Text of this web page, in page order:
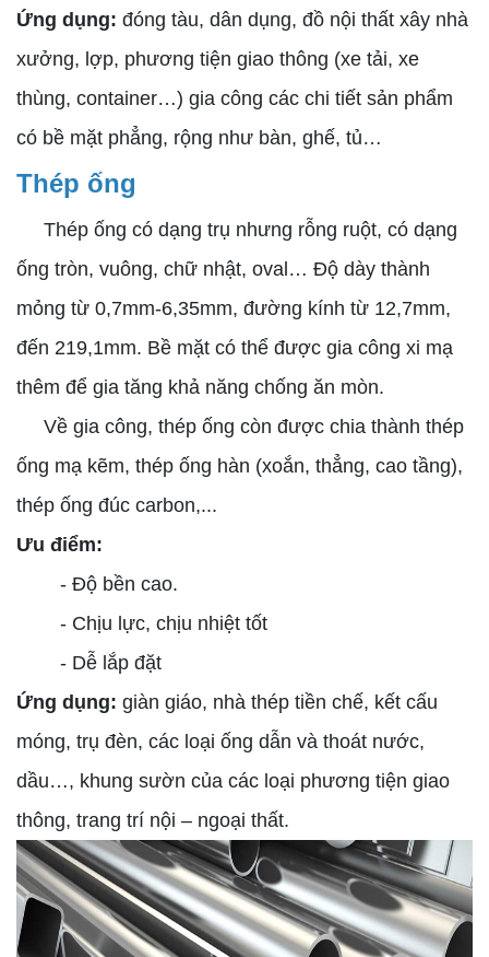
Ứng dụng: đóng tàu, dân dụng, đồ nội thất xây nhà
xưởng, lợp, phương tiện giao thông (xe tải, xe
thùng, container…) gia công các chi tiết sản phẩm
có bề mặt phẳng, rộng như bàn, ghế, tủ…
Thép ống
Thép ống có dạng trụ nhưng rỗng ruột, có dạng
ống tròn, vuông, chữ nhật, oval… Độ dày thành
mỏng từ 0,7mm-6,35mm, đường kính từ 12,7mm,
đến 219,1mm. Bề mặt có thể được gia công xi mạ
thêm để gia tăng khả năng chống ăn mòn.
Về gia công, thép ống còn được chia thành thép
ống mạ kẽm, thép ống hàn (xoắn, thẳng, cao tầng),
thép ống đúc carbon,...
Ưu điểm:
- Độ bền cao.
- Chịu lực, chịu nhiệt tốt
- Dễ lắp đặt
Ứng dụng: giàn giáo, nhà thép tiền chế, kết cấu
móng, trụ đèn, các loại ống dẫn và thoát nước,
dầu…, khung sườn của các loại phương tiện giao
thông, trang trí nội – ngoại thất.